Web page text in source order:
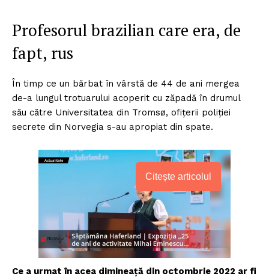
Profesorul brazilian care era, de
fapt, rus
În timp ce un bărbat în vârstă de 44 de ani mergea
de-a lungul trotuarului acoperit cu zăpadă în drumul
său către Universitatea din Tromsø, ofițerii poliției
secrete din Norvegia s-au apropiat din spate.
Citește articolul
Ce a urmat în acea dimineață din octombrie 2022 ar fi